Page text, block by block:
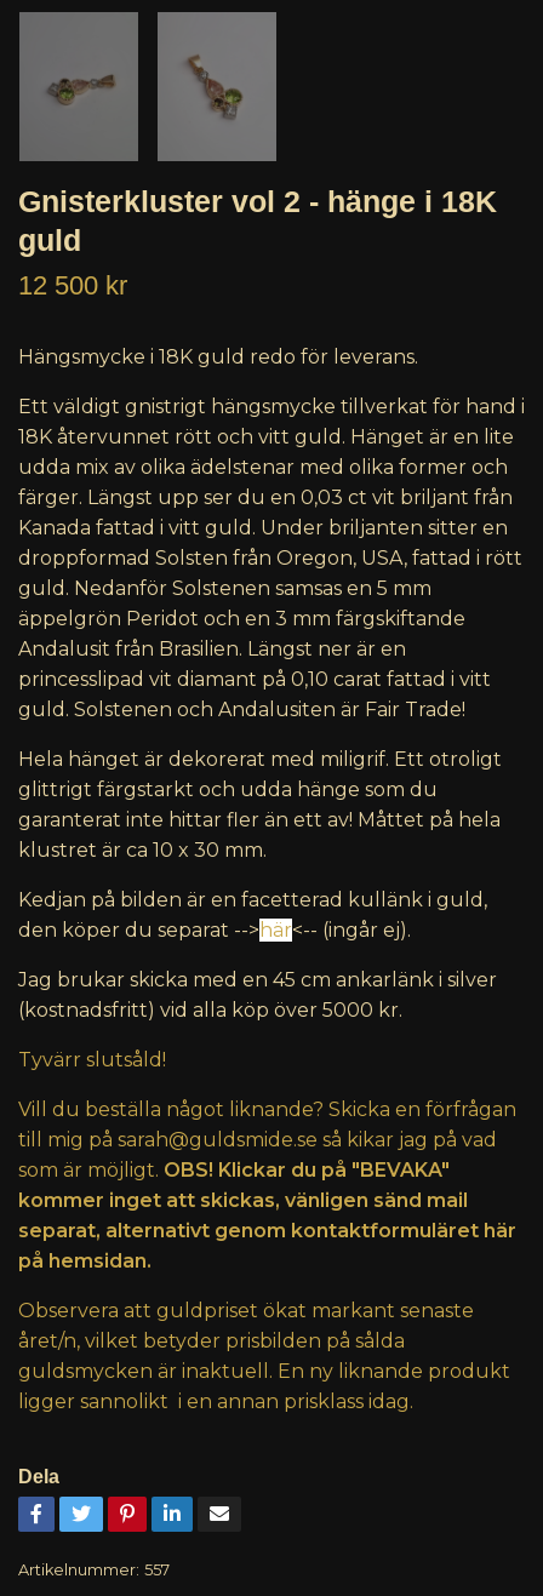
Gnisterkluster vol 2 - hänge i 18K
guld
12 500 kr
Hängsmycke i 18K guld redo för leverans.
Ett väldigt gnistrigt hängsmycke tillverkat för hand i
18K återvunnet rött och vitt guld. Hänget är en lite
udda mix av olika ädelstenar med olika former och
färger. Längst upp ser du en 0,03 ct vit briljant från
Kanada fattad i vitt guld. Under briljanten sitter en
droppformad Solsten från Oregon, USA, fattad i rött
guld. Nedanför Solstenen samsas en 5 mm
äppelgrön Peridot och en 3 mm färgskiftande
Andalusit från Brasilien. Längst ner är en
princesslipad vit diamant på 0,10 carat fattad i vitt
guld. Solstenen och Andalusiten är Fair Trade!
Hela hänget är dekorerat med miligrif. Ett otroligt
glittrigt färgstarkt och udda hänge som du
garanterat inte hittar fler än ett av! Måttet på hela
klustret är ca 10 x 30 mm.
Kedjan på bilden är en facetterad kullänk i guld ,
den köper du separat --> här<-- (ingår ej).
Jag brukar skicka med en 45 cm ankarlänk i silver
(kostnadsfritt) vid alla köp över 5000 kr.
Tyvärr slutsåld!
Vill du beställa något liknande? Skicka en förfrågan
till mig på sarah@guldsmide.se så kikar jag på vad
som är möjligt. OBS! Klickar du på "BEVAKA"
kommer inget att skickas, vänligen sänd mail
separat, alternativt genom kontaktformuläret här
på hemsidan.
Observera att guldpriset ökat markant senaste
året/n, vilket betyder prisbilden på sålda
guldsmycken är inaktuell. En ny liknande produkt
ligger sannolikt i en annan prisklass idag.
Dela
Artikelnummer: 557